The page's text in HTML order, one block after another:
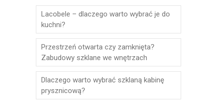
Lacobele – dlaczego warto wybrać je do
kuchni?
Przestrzeń otwarta czy zamknięta?
Zabudowy szklane we wnętrzach
Dlaczego warto wybrać szklaną kabinę
prysznicową?